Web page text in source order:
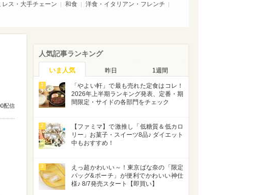
レス・大手チェーン 和食
洋食・イタリアン・フレンチ
配信
人気記事ランキング
いま人気 昨日 1週間
1
「やよい軒」で最も売れた定食はコレ！
2026年上半期ランキング発表、定番・期
間限定・サイドの各部門をチェック
2
【ファミマ】で激推し「低糖質＆低カロ
リー」お菓子・スイーツ8品♪ ダイエット
中もおすすめ！
3
えっ超かわいい～！東京ばな奈の「限定
バッグ&ポーチ」が便利でかわいい神仕
様♪ 8/7発売スタート【即買い】